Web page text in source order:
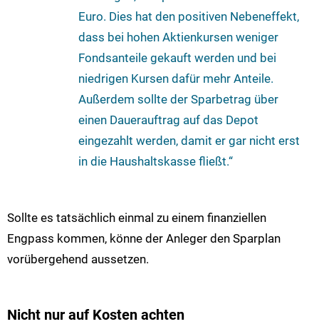
Euro. Dies hat den positiven Nebeneffekt,
dass bei hohen Aktienkursen weniger
Fondsanteile gekauft werden und bei
niedrigen Kursen dafür mehr Anteile.
Außerdem sollte der Sparbetrag über
einen Dauerauftrag auf das Depot
eingezahlt werden, damit er gar nicht erst
in die Haushaltskasse fließt.“
Sollte es tatsächlich einmal zu einem finanziellen
Engpass kommen, könne der Anleger den Sparplan
vorübergehend aussetzen.
Nicht nur auf Kosten achten